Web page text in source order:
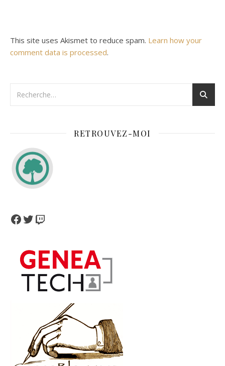
This site uses Akismet to reduce spam. Learn how your
comment data is processed.
RETROUVEZ-MOI
Facebook
TwitterTwitch